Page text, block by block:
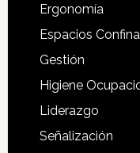
Ergonomía
Espacios
Gestión
Higiene
Liderazgo
Señalización